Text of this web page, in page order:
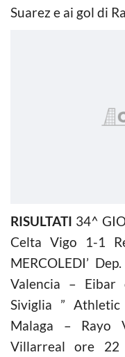
Suarez e ai gol di
RISULTATI 34^
Celta Vigo 1-1
MERCOLEDI’
Valencia –
Siviglia ”
Malaga – Rayo
Villarreal ore 22